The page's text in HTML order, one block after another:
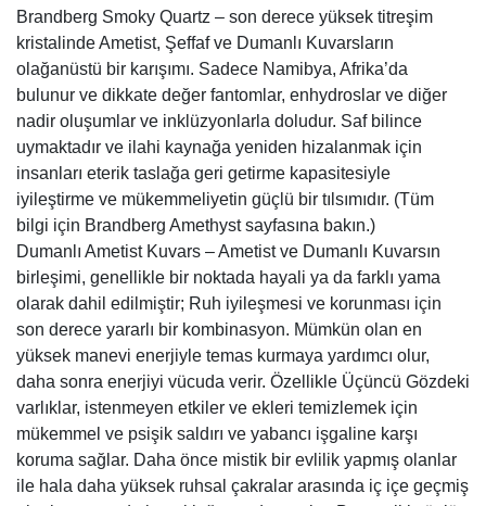
Brandberg Smoky Quartz – son derece yüksek titreşim
kristalinde Ametist, Şeffaf ve Dumanlı Kuvarsların
olağanüstü bir karışımı. Sadece Namibya, Afrika’da
bulunur ve dikkate değer fantomlar, enhydroslar ve diğer
nadir oluşumlar ve inklüzyonlarla doludur. Saf bilince
uymaktadır ve ilahi kaynağa yeniden hizalanmak için
insanları eterik taslağa geri getirme kapasitesiyle
iyileştirme ve mükemmeliyetin güçlü bir tılsımıdır. (Tüm
bilgi için Brandberg Amethyst sayfasına bakın.)
Dumanlı Ametist Kuvars – Ametist ve Dumanlı Kuvarsın
birleşimi, genellikle bir noktada hayali ya da farklı yama
olarak dahil edilmiştir; Ruh iyileşmesi ve korunması için
son derece yararlı bir kombinasyon. Mümkün olan en
yüksek manevi enerjiyle temas kurmaya yardımcı olur,
daha sonra enerjiyi vücuda verir. Özellikle Üçüncü Gözdeki
varlıklar, istenmeyen etkiler ve ekleri temizlemek için
mükemmel ve psişik saldırı ve yabancı işgaline karşı
koruma sağlar. Daha önce mistik bir evlilik yapmış olanlar
ile hala daha yüksek ruhsal çakralar arasında iç içe geçmiş